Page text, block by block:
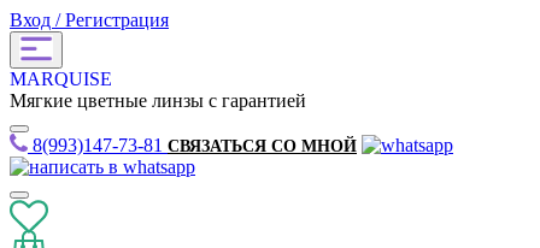
Вход / Регистрация
MARQUISE
Мягкие цветные линзы с гарантией
8(993)147-73-81 СВЯЗАТЬСЯ СО МНОЙ